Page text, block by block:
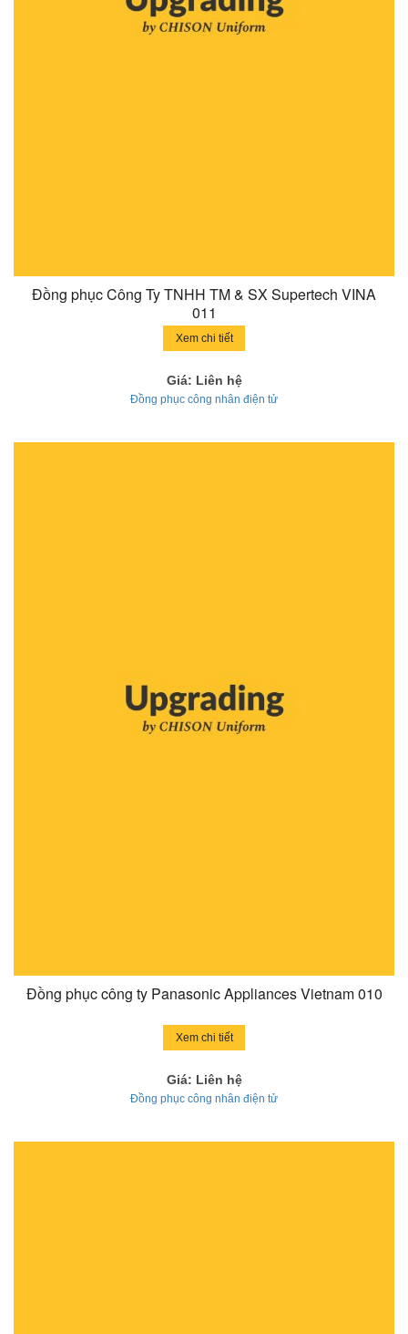
Đồng phục Công Ty TNHH TM & SX Supertech VINA
011
Xem chi tiết
Giá: Liên hệ
Đồng phục công nhân điện tử
Đồng phục công ty Panasonic Appliances Vietnam 010
Xem chi tiết
Giá: Liên hệ
Đồng phục công nhân điện tử